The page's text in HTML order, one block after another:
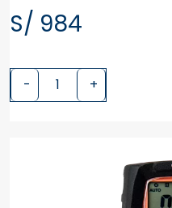
S/ 984
- +